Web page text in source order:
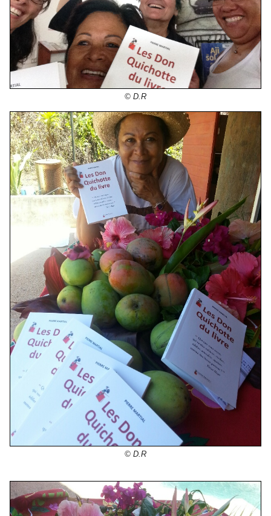
© D.R
© D.R